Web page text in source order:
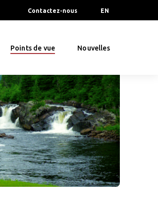
Contactez-nous EN
Points de vue Nouvelles
portée